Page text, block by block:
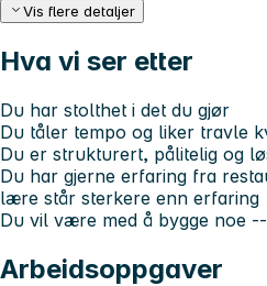
Vis flere detaljer
Hva vi ser etter
Du har stolthet i det du gjør
Du tåler tempo og liker travle
Du er strukturert, pålitelig og
Du har gjerne erfaring fra
lære står sterkere enn erfaring
Du vil være med å bygge noe
Arbeidsoppgaver